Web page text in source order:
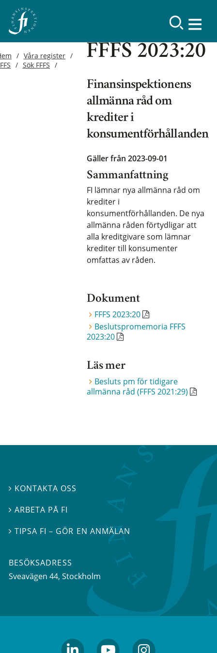
Våra register
Sök FFFS
FFFS 2023:20
Finansinspektionens
allmänna råd om
krediter i
konsumentförhållanden
Gäller från 2023-09-01
Sammanfattning
FI lämnar nya allmänna råd om
krediter i
konsumentförhållanden. De nya
allmänna råden förtydligar att
alla kreditgivare som lämnar
krediter till konsumenter
omfattas av råden.
Dokument
FFFS 2023:20
Beslutspromemoria FFFS
2023:20
Läs mer
Besluts pm för tidigare
allmänna råd (FFFS 2021:29)
 KONTAKTA OSS
 ARBETA PÅ FI
TIPSA FI – GÖR EN ANMÄLAN
BESÖKSADRESS
Sveavägen 44, Stockholm